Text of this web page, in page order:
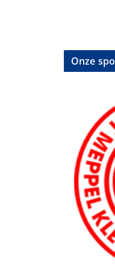
Onze